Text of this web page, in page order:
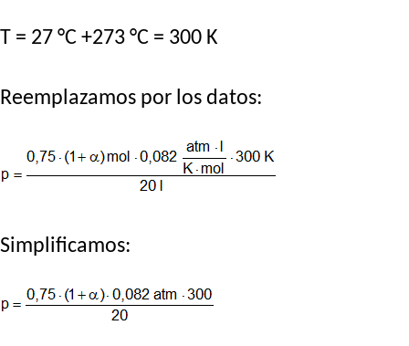
T = 27 °C +273 °C = 300 K
Reemplazamos por los datos:
Simplificamos: